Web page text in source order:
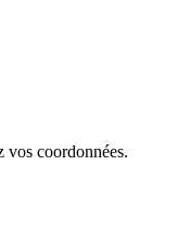
vos coordonnées.